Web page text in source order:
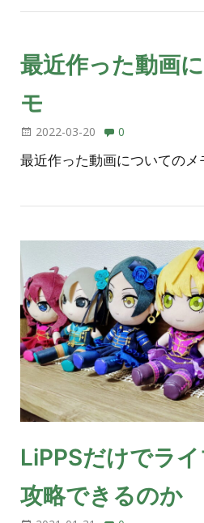
最近作った動画
モ
2022-03-20 0
最近作った動画についてのメ
LiPPSだけでラ
攻略できるのか